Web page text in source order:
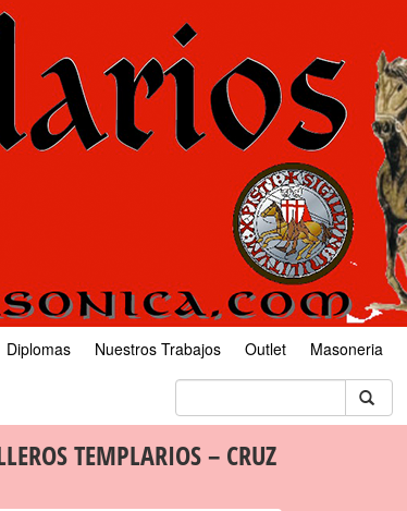
Diplomas Nuestros Trabajos Outlet Masoneria
TEMPLARIOS – CRUZ